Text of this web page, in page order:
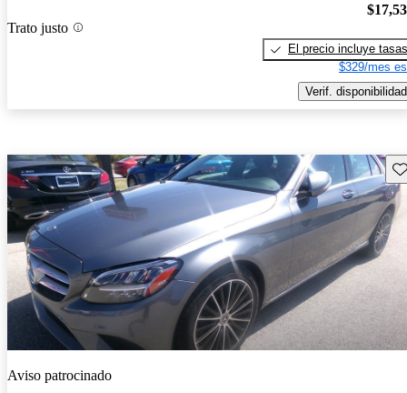
Trato justo
El precio incluye tasas
$329/mes
Verif. disponibilidad
Aviso patrocinado